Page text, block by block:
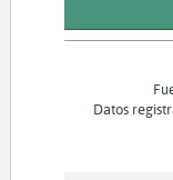
Datos